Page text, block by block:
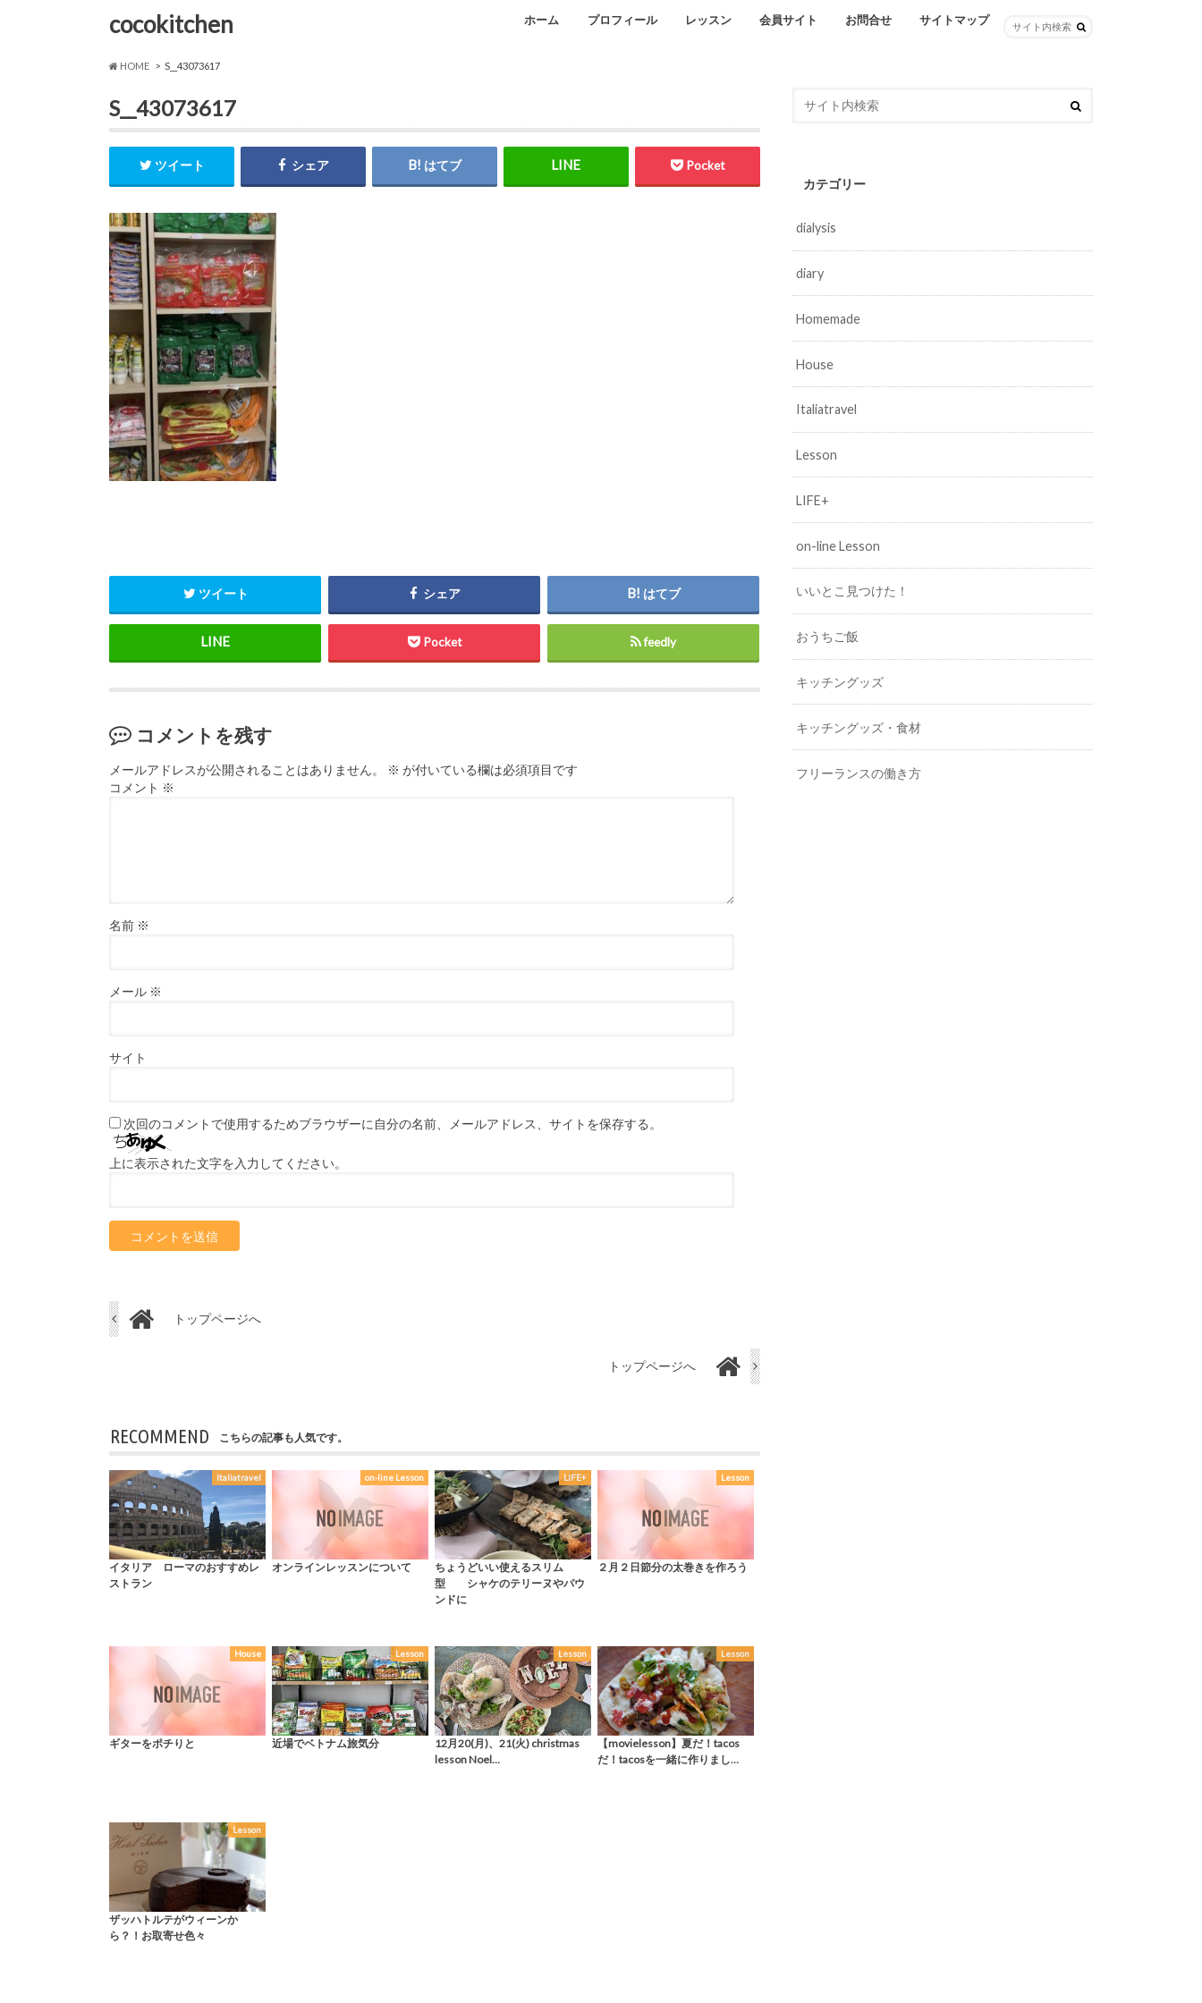
cocokitchen ホーム プロフィール レッスン 会員サイト お問合せ サイトマップ
HOME S__43073617
S__43073617
ツイート シェア はてブ Pocket
ツイート シェア はてブ
Pocket feedly
コメントを残す
メールアドレスが公開されることはありません。 ※ が付いている欄は必須項目です
コメント ※
名前 ※
メール ※
サイト
次回のコメントで使用するためブラウザーに自分の名前、メールアドレス、サイトを保存する。
上に表示された文字を入力してください。
トップページへ
トップページへ
RECOMMEND こちらの記事も人気です。
Italiatravel
イタリア ローマのおすすめレ
ストラン
on-line Lesson
オンラインレッスンについて
LIFE+
ちょうどいい使えるスリム
型 シャケのテリーヌやパウ
ンドに
Lesson
２月２日節分の太巻きを作ろう
House
ギターをポチりと
Lesson
近場でベトナム旅気分
Lesson
12月20(月)、21(火) christmas
lesson Noel…
Lesson
【movielesson】夏だ！tacos
だ！tacosを一緒に作りまし…
Lesson
ザッハトルテがウィーンか
ら？！お取寄せ色々
カテゴリー
dialysis
diary
Homemade
House
Italiatravel
Lesson
LIFE+
on-line Lesson
いいとこ見つけた！
おうちご飯
キッチングッズ
キッチングッズ・食材
フリーランスの働き方